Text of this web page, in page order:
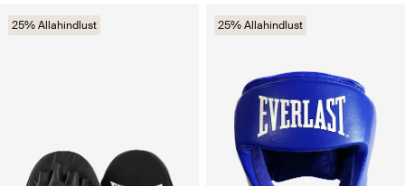
25% Allahindlust 25% Allahindlust